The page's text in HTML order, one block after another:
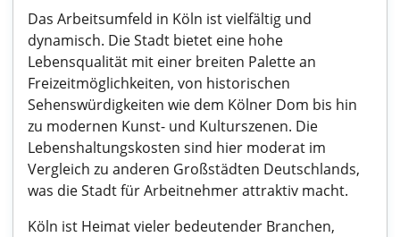
Das Arbeitsumfeld in Köln ist vielfältig und
dynamisch. Die Stadt bietet eine hohe
Lebensqualität mit einer breiten Palette an
Freizeitmöglichkeiten, von historischen
Sehenswürdigkeiten wie dem Kölner Dom bis hin
zu modernen Kunst- und Kulturszenen. Die
Lebenshaltungskosten sind hier moderat im
Vergleich zu anderen Großstädten Deutschlands,
was die Stadt für Arbeitnehmer attraktiv macht.
Köln ist Heimat vieler bedeutender Branchen,